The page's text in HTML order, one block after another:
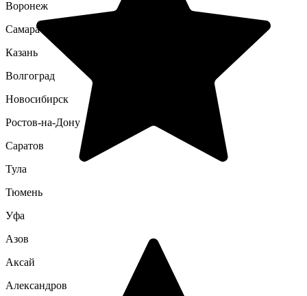
Воронеж
Самара
Казань
Волгоград
Новосибирск
Ростов-на-Дону
Саратов
Тула
Тюмень
Уфа
Азов
Аксай
Александров